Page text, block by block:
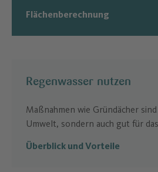
Flächenberechnung
Regenwasser nutzen
Maßnahmen wie Gründächer
Umwelt, sondern auch gut für
Überblick und Vorteile